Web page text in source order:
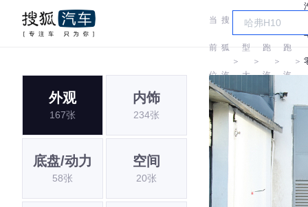
当
前
位
置:
搜
狐
汽
车
＞
车
型
大
全
＞
零
跑
汽
车
＞
跑
汽
车
＞
外观
167张
内饰
234张
底盘/动力
58张
空间
20张